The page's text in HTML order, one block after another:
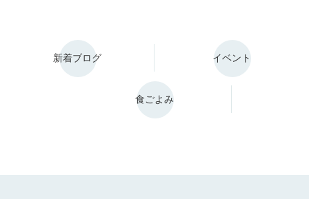
新着ブログ イベント
食ごよみ